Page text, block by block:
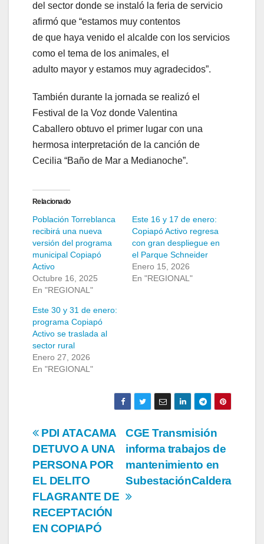
del sector donde se instaló la feria de servicio
afirmó que “estamos muy contentos
de que haya venido el alcalde con los servicios
como el tema de los animales, el
adulto mayor y estamos muy agradecidos”.
También durante la jornada se realizó el
Festival de la Voz donde Valentina
Caballero obtuvo el primer lugar con una
hermosa interpretación de la canción de
Cecilia “Baño de Mar a Medianoche”.
Relacionado
Población Torreblanca
recibirá una nueva
versión del programa
municipal Copiapó
Activo
Octubre 16, 2025
En "REGIONAL"
Este 16 y 17 de enero:
Copiapó Activo regresa
con gran despliegue en
el Parque Schneider
Enero 15, 2026
En "REGIONAL"
Este 30 y 31 de enero:
programa Copiapó
Activo se traslada al
sector rural
Enero 27, 2026
En "REGIONAL"
Navegación
de
entradas
CGE Transmisión
informa trabajos de
mantenimiento en
SubestaciónCaldera
PDI ATACAMA
DETUVO A UNA
PERSONA POR
EL DELITO
FLAGRANTE DE
RECEPTACIÓN
EN COPIAPÓ